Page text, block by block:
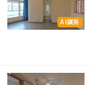
AI講房